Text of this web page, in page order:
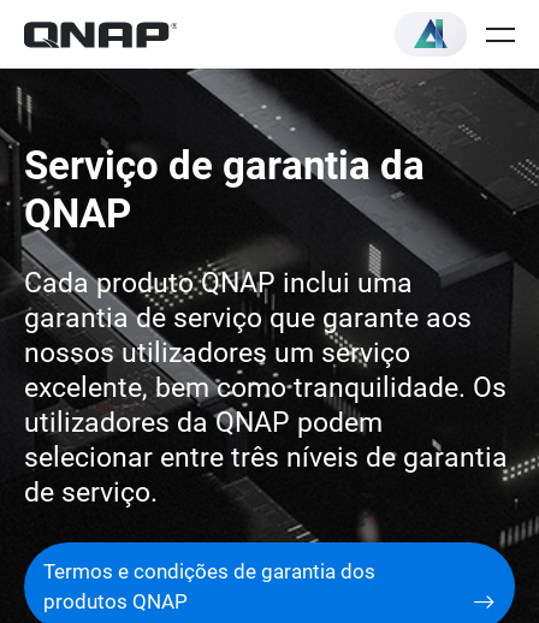
Serviço de garantia da
QNAP
Cada produto QNAP inclui uma
garantia de serviço que garante aos
nossos utilizadores um serviço
excelente, bem como tranquilidade. Os
utilizadores da QNAP podem
selecionar entre três níveis de garantia
de serviço.
Termos e condições de garantia dos
produtos QNAP